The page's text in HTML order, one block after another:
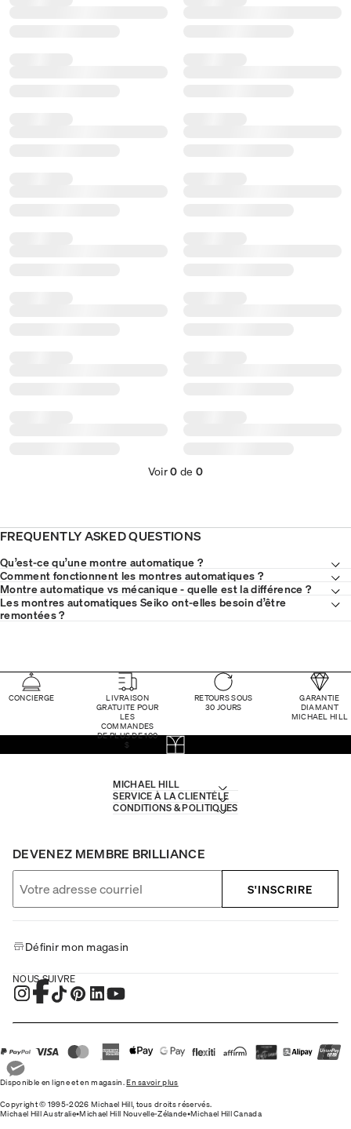
Voir0 de 0
FREQUENTLY ASKED QUESTIONS
Qu’est-ce qu’une montre automatique ?
Comment fonctionnent les montres automatiques ?
Montre automatique vs mécanique - quelle est la différence ?
Les montres automatiques Seiko ont-elles besoin d’être
remontées ?
CONCIERGE
LIVRAISON
GRATUITE POUR
LES
COMMANDES
DE PLUS DE 100
$
RETOURS SOUS
30 JOURS
GARANTIE
DIAMANT
MICHAEL HILL
MICHAEL HILL
SERVICE À LA CLIENTÈLE
CONDITIONS & POLITIQUES
DEVENEZ MEMBRE BRILLIANCE
S'INSCRIRE
Définir mon magasin
NOUS SUIVRE
Disponible en ligne et en magasin.En savoir plus
Copyright © 1995-2026 Michael Hill, tous droits réservés.
Michael Hill Australie•Michael Hill Nouvelle-Zélande•Michael Hill Canada